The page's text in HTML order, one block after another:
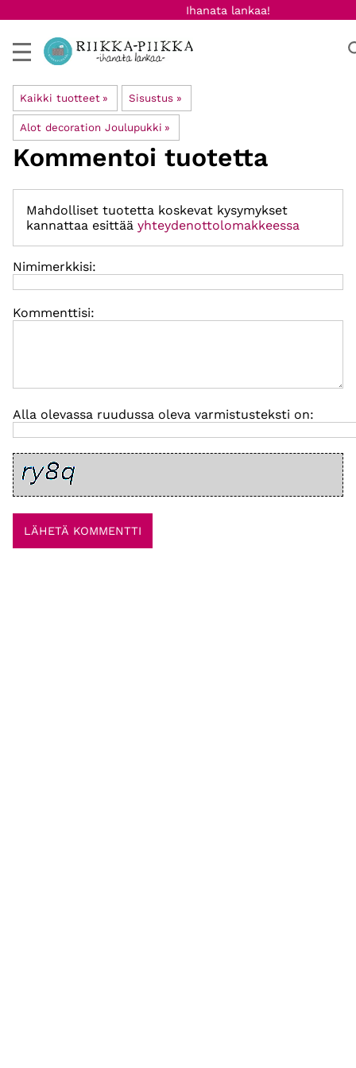
Ihanata lankaa!
Kaikki tuotteet ‪» Sisustus ‪»
Alot decoration Joulupukki ‪»
Kommentoi tuotetta
Mahdolliset tuotetta koskevat kysymykset
kannattaa esittää yhteydenottolomakkeessa
Nimimerkkisi:
Kommenttisi:
Alla olevassa ruudussa oleva varmistusteksti on: